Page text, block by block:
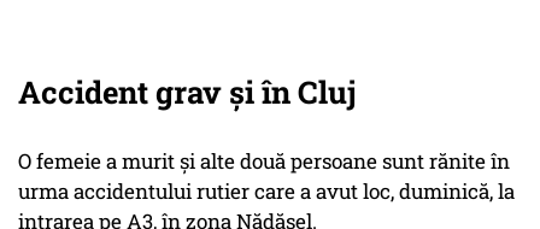
Accident grav și în Cluj
O femeie a murit şi alte două persoane sunt rănite în
urma accidentului rutier care a avut loc, duminică, la
intrarea pe A3, în zona Nădăşel.